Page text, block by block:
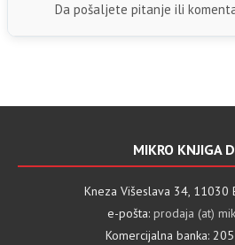
Da pošaljete pitanje ili
MIKRO KNJIGA
Kneza Višeslava 34, 11030
e-pošta: prodaja (at)
Komercijalna banka: